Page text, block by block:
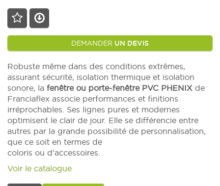
DEMANDER UN DEVIS
Robuste même dans des conditions extrêmes,
assurant sécurité, isolation thermique et isolation
sonore, la fenêtre ou porte-fenêtre PVC PHENIX de
Franciaflex associe performances et finitions
irréprochables. Ses lignes pures et modernes
optimisent le clair de jour. Elle se différencie entre
autres par la grande possibilité de personnalisation,
que ce soit en termes de
coloris ou d’accessoires.
Voir le catalogue